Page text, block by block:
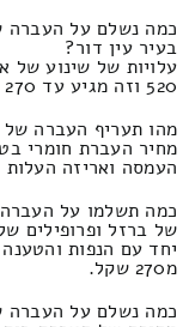
כמה נשלם על העברה
בעיר עין דור?
עלויות של שינוע של
520 וזה מגיע עד 270 ש"ח.
מהו תעריף העברה של
מחיר העברת חומרי
העמסה ואריזה העלות הינו 620 וזה מגיע עד
כמה תשלמו על
של ברזל ופרופילים
מ270 שקל.
כמה נשלם על העברה